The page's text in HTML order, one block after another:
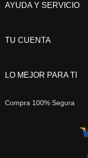
AYUDA Y SERVICIO
TU CUENTA
LO MEJOR PARA TI
Compra 100% Segura